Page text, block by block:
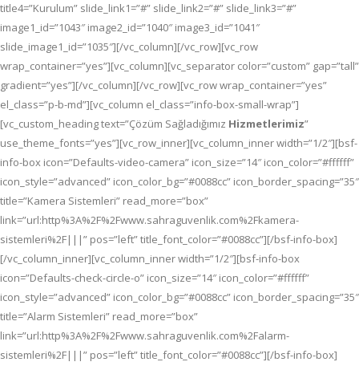
title4=”Kurulum” slide_link1=”#” slide_link2=”#” slide_link3=”#”
image1_id=”1043″ image2_id=”1040″ image3_id=”1041″
slide_image1_id=”1035″][/vc_column][/vc_row][vc_row
wrap_container=”yes”][vc_column][vc_separator color=”custom” gap=”tall”
gradient=”yes”][/vc_column][/vc_row][vc_row wrap_container=”yes”
el_class=”p-b-md”][vc_column el_class=”info-box-small-wrap”]
[vc_custom_heading text=”Çözüm Sağladığımız Hizmetlerimiz”
use_theme_fonts=”yes”][vc_row_inner][vc_column_inner width=”1/2″][bsf-
info-box icon=”Defaults-video-camera” icon_size=”14″ icon_color=”#ffffff”
icon_style=”advanced” icon_color_bg=”#0088cc” icon_border_spacing=”35″
title=”Kamera Sistemleri” read_more=”box”
link=”url:http%3A%2F%2Fwww.sahraguvenlik.com%2Fkamera-
sistemleri%2F|||” pos=”left” title_font_color=”#0088cc”][/bsf-info-box]
[/vc_column_inner][vc_column_inner width=”1/2″][bsf-info-box
icon=”Defaults-check-circle-o” icon_size=”14″ icon_color=”#ffffff”
icon_style=”advanced” icon_color_bg=”#0088cc” icon_border_spacing=”35″
title=”Alarm Sistemleri” read_more=”box”
link=”url:http%3A%2F%2Fwww.sahraguvenlik.com%2Falarm-
sistemleri%2F|||” pos=”left” title_font_color=”#0088cc”][/bsf-info-box]